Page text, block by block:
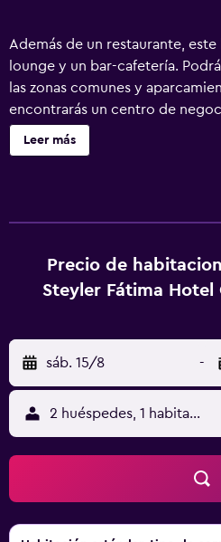
Además de un restaurante,
lounge y un bar-cafetería.
las zonas comunes y
encontrarás un centro de
y servicio de tintorería. Steyler
ofrece 200 alojamientos con
personas en viaje de negocios
de oficina y teléfono. Las
Leer más
Precio de
Steyler Fátima Hotel
sáb. 15/8 -
2 huéspedes, 1 habitación